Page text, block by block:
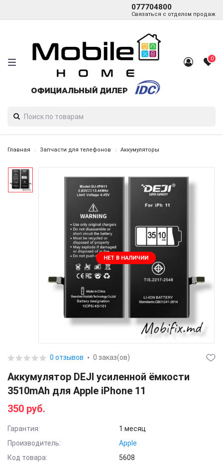
077704800
Связаться с отделом продаж
0
Главная Запчасти для телефонов Аккумуляторы
НЕТ В НАЛИЧИИ
0 отзывов 0 заказ(ов)
Аккумулятор DEJI усиленной ёмкости
3510mAh для Apple iPhone 11
350 руб.
Гарантия:
1 месяц
Производитель:
Apple
Код товара:
5608